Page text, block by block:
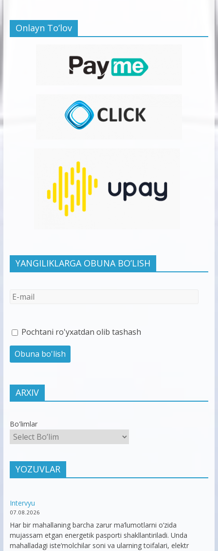
Onlayn To’lov
YANGILIKLARGA OBUNA BO’LISH
Pochtani ro'yxatdan olib tashash
ARXIV
Bo'limlar
YOZUVLAR
Intervyu
07.08.2026
Har bir mahallaning barcha zarur ma’lumotlarni o‘zida
mujassam etgan energetik pasporti shakllantiriladi. Unda
mahalladagi iste’molchilar soni va ularning toifalari, elektr